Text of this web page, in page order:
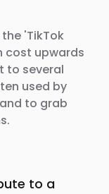
'TikTok
cost upwards
to several
used by
to grab
to a